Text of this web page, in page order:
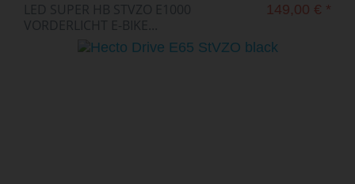
LED SUPER HB STVZO E1000
VORDERLICHT E-BIKE...
149,00 € *